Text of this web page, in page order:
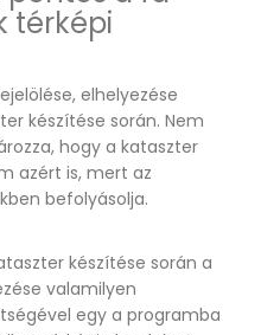
térképi
elhelyezése
készítése során. Nem
hogy a kataszter
azért is, mert az
befolyásolja.
készítése során a
valamilyen
egy a programba